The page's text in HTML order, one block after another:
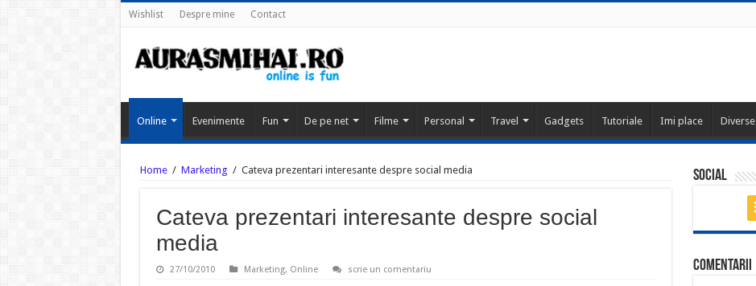
Wishlist Despre mine Contact
Online Evenimente Fun De pe net Filme Personal Travel Gadgets Tutoriale Imi place Diverse
Home / Marketing / Cateva prezentari interesante despre social media
Cateva prezentari interesante despre social
media
27/10/2010 Marketing, Online scrie un comentariu
Social
Comentarii